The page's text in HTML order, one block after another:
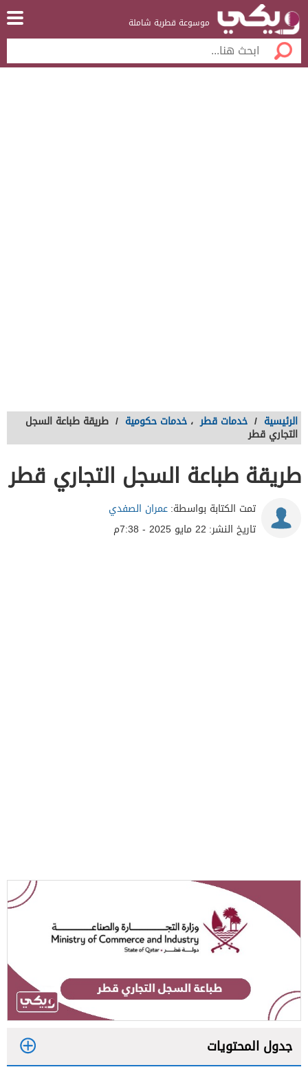
موسوعة قطرية شاملة
الرئيسية / خدمات قطر ، خدمات حكومية / طريقة طباعة السجل
التجاري قطر
طريقة طباعة السجل التجاري قطر
تمت الكتابة بواسطة:عمران الصفدي
تاريخ النشر: 22 مايو 2025 - 7:38م
جدول المحتويات